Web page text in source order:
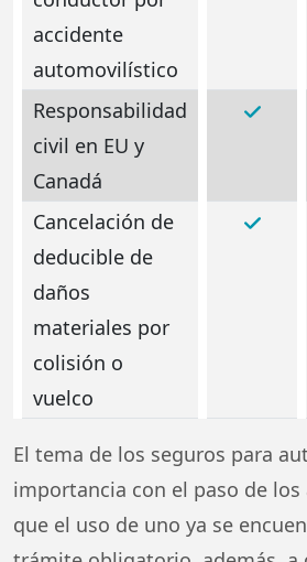
accidente
automovilístico
Responsabilidad
civil en EU y
Canadá
Cancelación de
deducible de
daños
materiales por
colisión o
vuelco
El tema de los seguros para
importancia con el paso de los
que el uso de uno ya se